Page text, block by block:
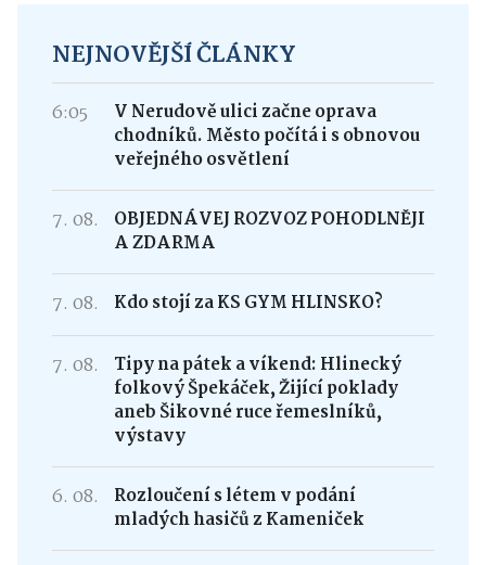
NEJNOVĚJŠÍ ČLÁNKY
6:05
V Nerudově ulici začne oprava
chodníků. Město počítá i s obnovou
veřejného osvětlení
7. 08.
OBJEDNÁVEJ ROZVOZ POHODLNĚJI
A ZDARMA
7. 08. Kdo stojí za KS GYM HLINSKO?
7. 08.
Tipy na pátek a víkend: Hlinecký
folkový Špekáček, Žijící poklady
aneb Šikovné ruce řemeslníků,
výstavy
6. 08.
Rozloučení s létem v podání
mladých hasičů z Kameniček